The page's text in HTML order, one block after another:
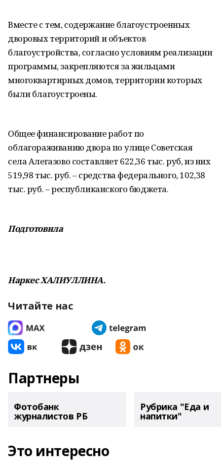
Вместе с тем, содержание благоустроенных
дворовых территорий и объектов
благоустройства, согласно условиям реализации
программы, закрепляются за жильцами
многоквартирных домов, территории которых
были благоустроены.
Общее финансирование работ по
облагораживанию двора по улице Советская
села Алегазово составляет 622,36 тыс. руб, из них
519,98 тыс. руб. – средства федерального, 102,38
тыс. руб. – республиканского бюджета.
Подготовила
Наркес ХАЛИУЛЛИНА.
Читайте нас
Партнеры
Фотобанк
журналистов РБ
Рубрика "Еда и
напитки"
Это интересно